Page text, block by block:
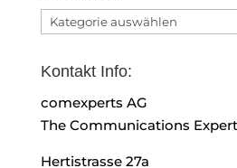
Kategorien
Kontakt Info:
comexperts AG
The Communications
Hertistrasse 27a